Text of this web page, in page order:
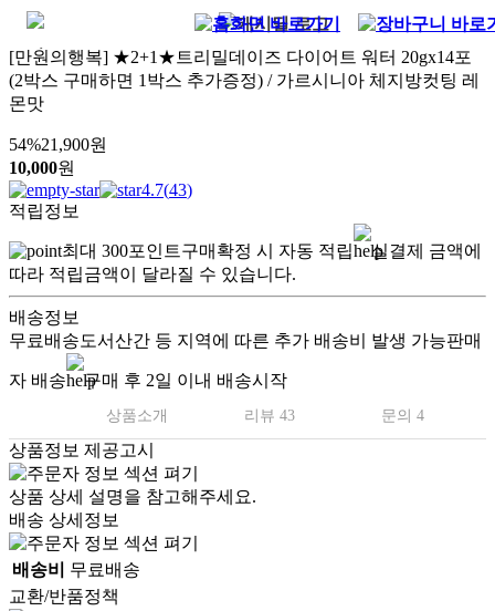
[만원의행복] ★2+1★트리밀데이즈 다이어트 워터 20gx14포
(2박스 구매하면 1박스 추가증정) / 가르시니아 체지방컷팅 레
몬맛
54%21,900원
10,000원
4.7(43)
적립정보
최대 300포인트구매확정 시 자동 적립
실결제 금액에
따라 적립금액이 달라질 수 있습니다.
배송정보
무료배송도서산간 등 지역에 따른 추가 배송비 발생 가능판매
자 배송 구매 후 2일 이내 배송시작
상품소개 리뷰 43 문의 4
상품정보 제공고시
상품 상세 설명을 참고해주세요.
배송 상세정보
배송비
무료배송
교환/반품정책